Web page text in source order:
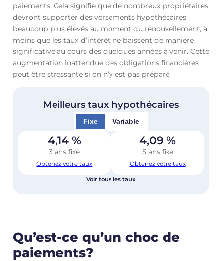
paiements. Cela signifie que de nombreux propriétaires
devront supporter des versements hypothécaires
beaucoup plus élevés au moment du renouvellement, à
moins que les taux d’intérêt ne baissent de manière
significative au cours des quelques années à venir. Cette
augmentation inattendue des obligations financières
peut être stressante si on n’y est pas préparé.
Meilleurs taux hypothécaires
Fixe Variable
4,14 %
3 ans fixe
Obtenez votre taux
4,09 %
5 ans fixe
Obtenez votre taux
Voir tous les taux
Qu’est-ce qu’un choc de
paiements?